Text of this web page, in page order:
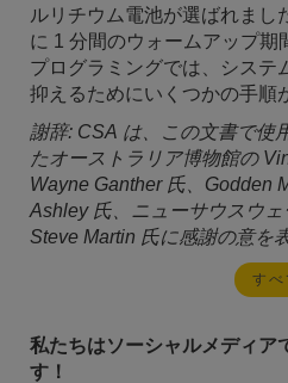
ルリチウム電池が選ばれまし
に 1 分間のウォームアップ
プログラミングでは、システ
抑えるためにいくつかの手順
謝辞: CSA は、この文書で使
たオーストラリア博物館の
Wayne Ganther 氏、Godden
Ashley 氏、ニューサウスウ
Steve Martin 氏に感謝の意を
す
私たちはソーシャルメディア
す！